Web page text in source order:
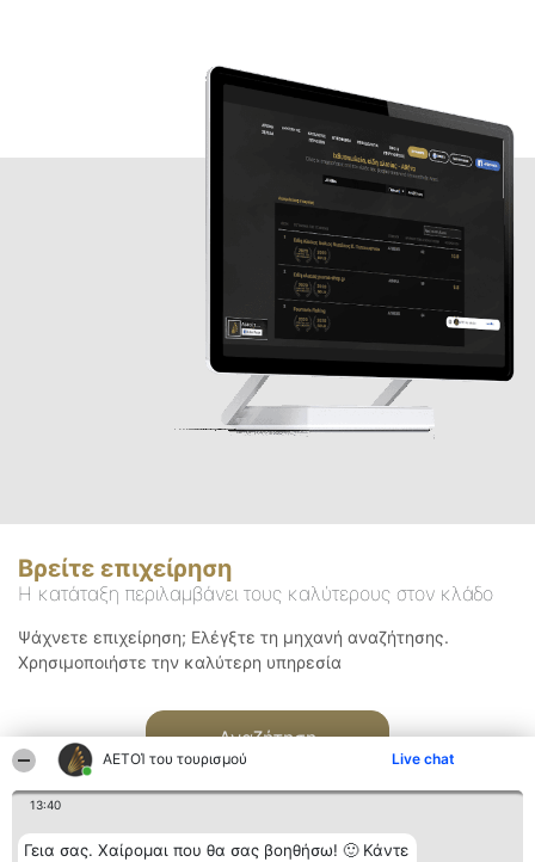
ΑΕΤΟΊ του τουρισμού Live chat
13:40
Γεια σας. Χαίρομαι που θα σας βοηθήσω! 🙂 Κάντε
Βρείτε επιχείρηση
Η κατάταξη περιλαμβάνει τους καλύτερους στον κλάδο
Ψάχνετε επιχείρηση; Ελέγξτε τη μηχανή αναζήτησης.
Χρησιμοποιήστε την καλύτερη υπηρεσία
Αναζήτηση